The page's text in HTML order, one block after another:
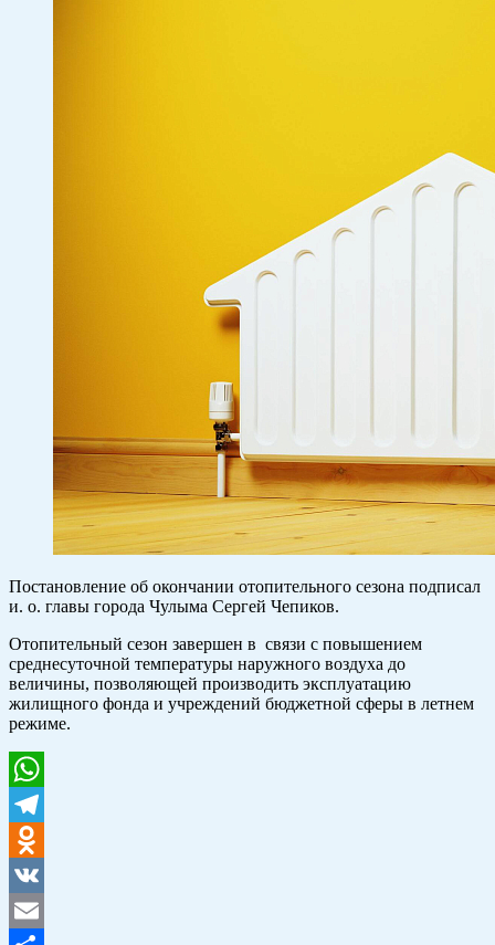
Постановление об окончании отопительного сезона подписал
и. о. главы города Чулыма Сергей Чепиков.
Отопительный сезон завершен в связи с повышением
среднесуточной температуры наружного воздуха до
величины, позволяющей производить эксплуатацию
жилищного фонда и учреждений бюджетной сферы в летнем
режиме.
WhatsApp
Telegram
Odnoklassniki
VK